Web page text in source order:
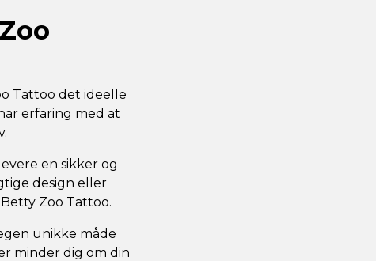
Tattoo det ideelle
har erfaring med at
en sikker og
design eller
Zoo Tattoo.
unikke måde
minder dig om din